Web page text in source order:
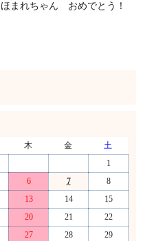
ほまれちゃん おめでとう！
木 金
土
1
6 7
8
13 14
15
20 21
22
27 28
29